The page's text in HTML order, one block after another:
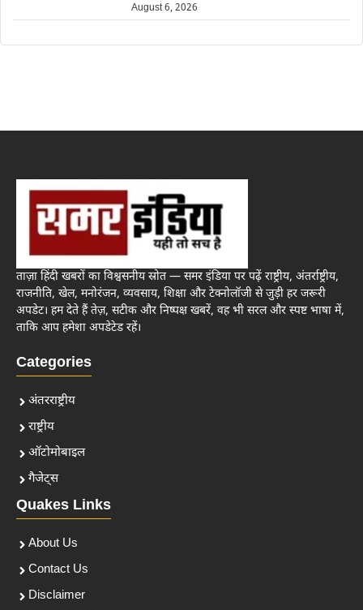
August 6, 2026
ताज़ा हिंदी खबरों का विश्वसनीय स्रोत — समर इंडिया पर पढ़ें राष्ट्रीय, अंतर्राष्ट्रीय,
राजनीति, खेल, मनोरंजन, व्यवसाय, शिक्षा और टेक्नोलॉजी से जुड़ी हर जरूरी
अपडेट। हम देते हैं तेज़, सटीक और निष्पक्ष खबरें, वह भी सरल और स्पष्ट भाषा में,
ताकि आप हमेशा अपडेटेड रहें।
Categories
अंतरराष्ट्रीय
राष्ट्रीय
ऑटोमोबाइल
गैजेट्स
Quakes Links
About Us
Contact Us
Disclaimer